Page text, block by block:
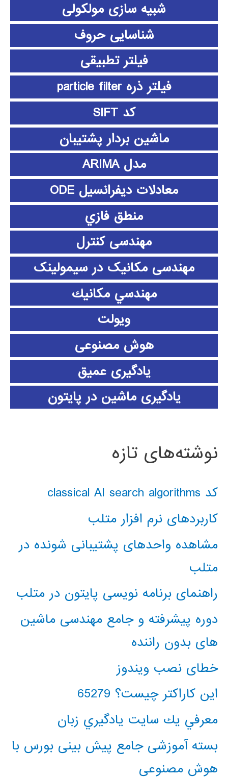
شبیه سازی مولکولی
شناسایی حروف
فیلتر تطبیقی
فیلتر ذره particle filter
کد SIFT
ماشین بردار پشتیبان
مدل ARIMA
معادلات دیفرانسیل ODE
منطق فازي
مهندسی کنترل
مهندسی مکانیک در سیمولینک
مهندسي مكانيك
ویولت
هوش مصنوعی
یادگیری عمیق
یادگیری ماشین در پایتون
نوشته‌های تازه
کد classical AI search algorithms
کاربردهای نرم افزار متلب
مشاهده واحدهای پشتیبانی شونده در
متلب
راهنمای برنامه نویسی پایتون در متلب
دوره پیشرفته و جامع مهندسی ماشین
های بدون راننده
خطای نصب ویندوز
این کاراکتر چیست؟ 65279
معرفي يك سايت يادگيري زبان
بسته آموزشی جامع پیش بینی بورس با
هوش مصنوعی